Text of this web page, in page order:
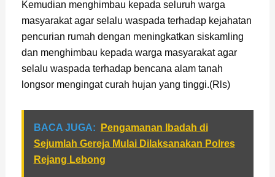
Kemudian menghimbau kepada seluruh warga
masyarakat agar selalu waspada terhadap kejahatan
pencurian rumah dengan meningkatkan siskamling
dan menghimbau kepada warga masyarakat agar
selalu waspada terhadap bencana alam tanah
longsor mengingat curah hujan yang tinggi.(Rls)
BACA JUGA:
Pengamanan Ibadah di
Sejumlah Gereja Mulai Dilaksanakan Polres
Rejang Lebong